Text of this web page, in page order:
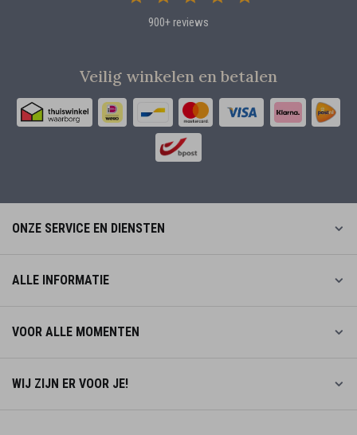
900+ reviews
Veilig winkelen en betalen
ONZE SERVICE EN DIENSTEN
ALLE INFORMATIE
VOOR ALLE MOMENTEN
WIJ ZIJN ER VOOR JE!